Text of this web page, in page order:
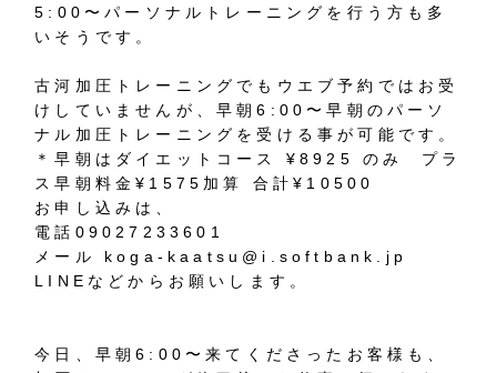
5:00〜パーソナルトレーニングを行う方も多
いそうです。
古河加圧トレーニングでもウエブ予約ではお受
けしていませんが、早朝6:00〜早朝のパーソ
ナル加圧トレーニングを受ける事が可能です。
＊早朝はダイエットコース ¥8925 のみ プラ
ス早朝料金¥1575加算 合計¥10500
お申し込みは、
電話09027233601
メール koga-kaatsu@i.softbank.jp
LINEなどからお願いします。
今日、早朝6:00〜来てくださったお客様も、